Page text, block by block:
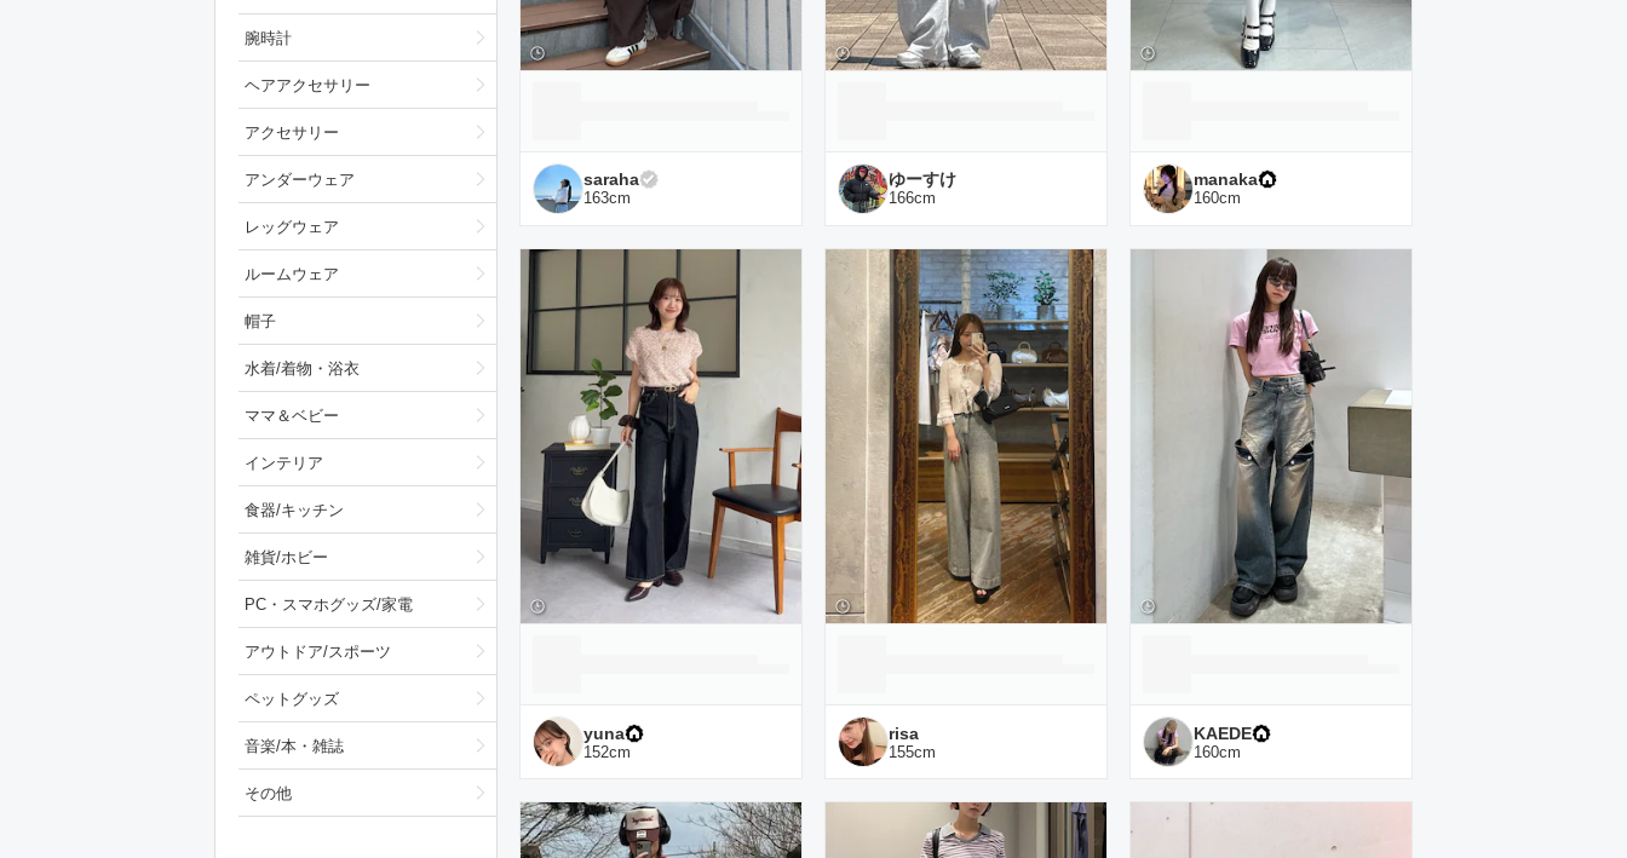
腕時計
ヘアアクセサリー
アクセサリー
アンダーウェア
レッグウェア
ルームウェア
帽子
水着/着物・浴衣
ママ＆ベビー
インテリア
食器/キッチン
雑貨/ホビー
PC・スマホグッズ/家電
アウトドア/スポーツ
ペットグッズ
音楽/本・雑誌
その他
saraha
163cm
ゆーすけ
166cm
manaka
160cm
yuna
152cm
risa
155cm
KAEDE
160cm